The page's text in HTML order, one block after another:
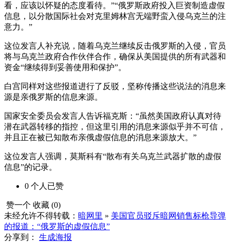
看，应该以怀疑的态度看待。”“俄罗斯政府投入巨资制造虚假
信息，以分散国际社会对克里姆林宫无端野蛮入侵乌克兰的注
意力。”
这位发言人补充说，随着乌克兰继续反击俄罗斯的入侵，官员
将与乌克兰政府合作伙伴合作，确保从美国提供的所有武器和
资金“继续得到妥善使用和保护”。
白宫同样对这些报道进行了反驳，坚称传播这些说法的消息来
源是亲俄罗斯的信息来源。
国家安全委员会发言人告诉福克斯：“虽然美国政府认真对待
潜在武器转移的指控，但这里引用的消息来源似乎并不可信，
并且正在被已知散布亲俄虚假信息的消息来源放大。”
这位发言人强调，莫斯科有“散布有关乌克兰武器扩散的虚假
信息”的记录。
0 个人 已赞
赞一个 收藏 (0)
未经允许不得转载： 暗网里 » 美国官员驳斥暗网销售标枪导弹
的报道：“俄罗斯的虚假信息”
分享到：
生成海报